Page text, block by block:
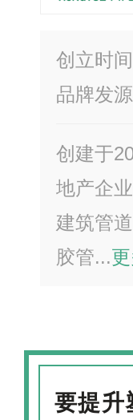
创立时
品牌发
创建于
地产企
建筑管
胶管...
要提升